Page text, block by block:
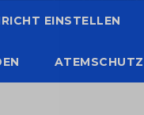
EINSTELLEN